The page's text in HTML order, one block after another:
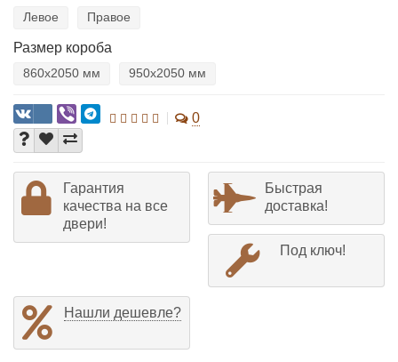
Левое Правое
Размер короба
860х2050 мм 950х2050 мм
0
Гарантия
качества на все
двери!
Быстрая
доставка!
Под ключ!
Нашли дешевле?